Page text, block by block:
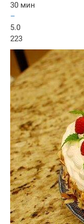
30 мин
–
5.0
223